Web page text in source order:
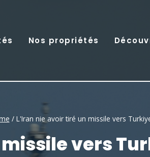
Nos propriétés
/ L'Iran nie avoir tiré un missile vers
vers